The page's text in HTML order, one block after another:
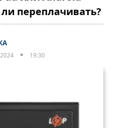
ли переплачивать?
19:30